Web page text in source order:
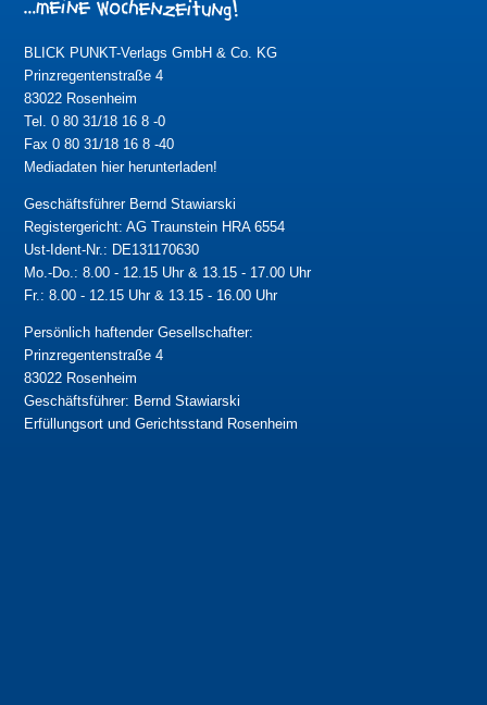
BLICK PUNKT-Verlags GmbH & Co. KG
Prinzregentenstraße 4
83022 Rosenheim
Tel. 0 80 31/18 16 8 -0
Fax 0 80 31/18 16 8 -40
Mediadaten hier herunterladen!
Geschäftsführer Bernd Stawiarski
Registergericht: AG Traunstein HRA 6554
Ust-Ident-Nr.: DE131170630
Mo.-Do.: 8.00 - 12.15 Uhr & 13.15 - 17.00 Uhr
Fr.: 8.00 - 12.15 Uhr & 13.15 - 16.00 Uhr
Persönlich haftender Gesellschafter:
Prinzregentenstraße 4
83022 Rosenheim
Geschäftsführer: Bernd Stawiarski
Erfüllungsort und Gerichtsstand Rosenheim